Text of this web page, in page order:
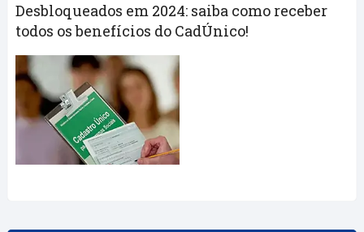
Desbloqueados em 2024: saiba como receber
todos os benefícios do CadÚnico!